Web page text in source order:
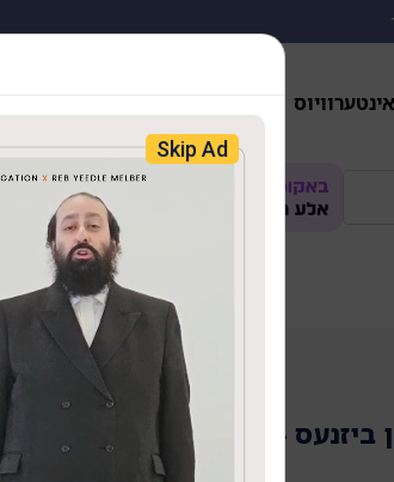
ביזנעס - יואל ראטענבערג
Skip Ad